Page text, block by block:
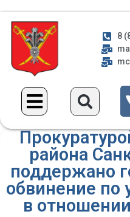
8
района
поддержано
обвинение по
в